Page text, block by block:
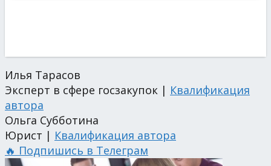
Илья Тарасов
Эксперт в сфере госзакупок | Квалификация
автора
Ольга Субботина
Юрист | Квалификация автора
🔥 Подпишись в Телеграм